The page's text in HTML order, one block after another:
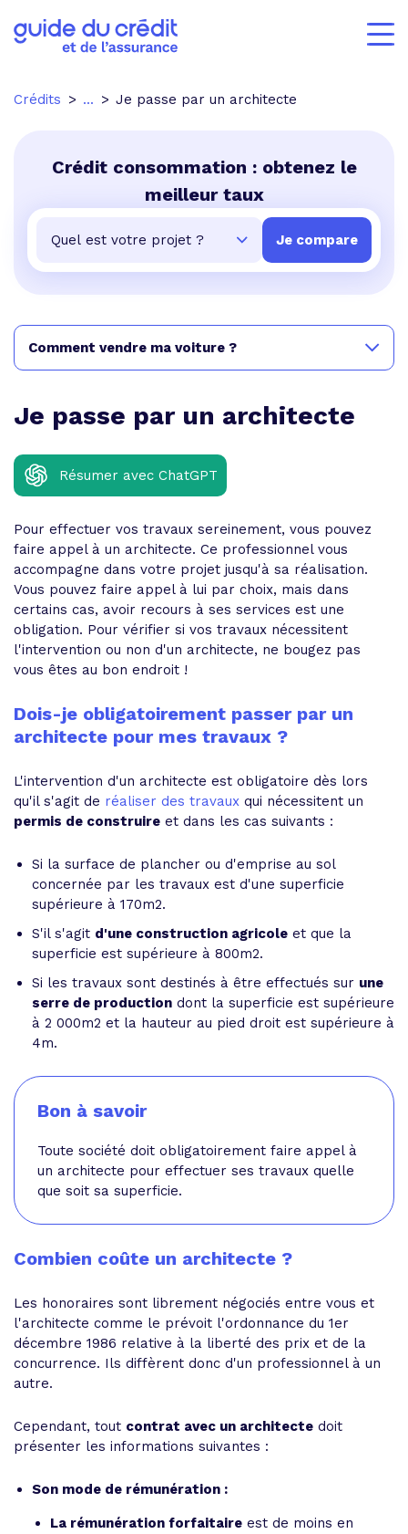
Crédits ... Je passe par un architecte
Crédit consommation : obtenez le
meilleur taux
Je passe par un architecte
Résumer avec ChatGPT
Pour effectuer vos travaux sereinement, vous pouvez
faire appel à un architecte. Ce professionnel vous
accompagne dans votre projet jusqu'à sa réalisation.
Vous pouvez faire appel à lui par choix, mais dans
certains cas, avoir recours à ses services est une
obligation. Pour vérifier si vos travaux nécessitent
l'intervention ou non d'un architecte, ne bougez pas
vous êtes au bon endroit !
Dois-je obligatoirement passer par un
architecte pour mes travaux ?
L'intervention d'un architecte est obligatoire dès lors
qu'il s'agit de réaliser des travaux qui nécessitent un
permis de construire et dans les cas suivants :
Si la surface de plancher ou d'emprise au sol
concernée par les travaux est d'une superficie
supérieure à 170m2.
S'il s'agit d'une construction agricole et que la
superficie est supérieure à 800m2.
Si les travaux sont destinés à être effectués sur une
serre de production dont la superficie est supérieure
à 2 000m2 et la hauteur au pied droit est supérieure à
4m.
Bon à savoir
Toute société doit obligatoirement faire appel à
un architecte pour effectuer ses travaux quelle
que soit sa superficie.
Combien coûte un architecte ?
Les honoraires sont librement négociés entre vous et
l'architecte comme le prévoit l'ordonnance du 1er
décembre 1986 relative à la liberté des prix et de la
concurrence. Ils diffèrent donc d'un professionnel à un
autre.
Cependant, tout contrat avec un architecte doit
présenter les informations suivantes :
Son mode de rémunération :
La rémunération forfaitaire est de moins en
Comment vendre ma voiture ?